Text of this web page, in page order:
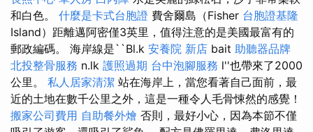
和白色。 什麼是卡式台胞證 費舍爾島（Fisher 台胞證基隆
Island）距離邁阿密僅3英里，值得注意的是美國最富有的
郵政編碼。 海岸線是``Bl.k 安養院 新店 bait 助聽器品牌
北投整骨服務 n.lk 護照過期 台中泡腳服務 l''也帶來了2000
公里。 私人居家清潔 站在海岸上，當您看著自己面前，最
近的土地在數千公里之外，這是一種令人毛骨悚然的感覺！
搬家公司費用 自助餐外燴 否則，最好小心，因為本節不僅